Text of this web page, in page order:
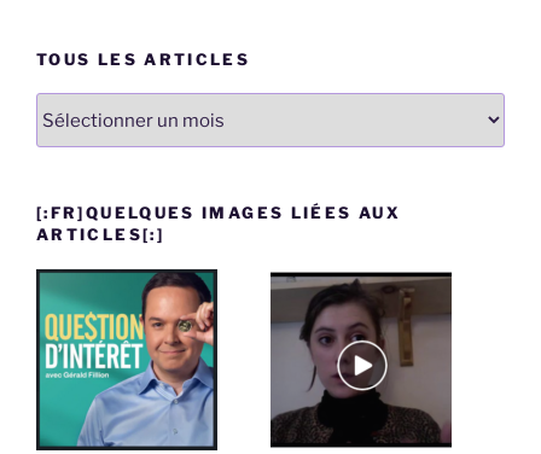
TOUS LES ARTICLES
les
[:FR]QUELQUES IMAGES LIÉES AUX
ARTICLES[:]